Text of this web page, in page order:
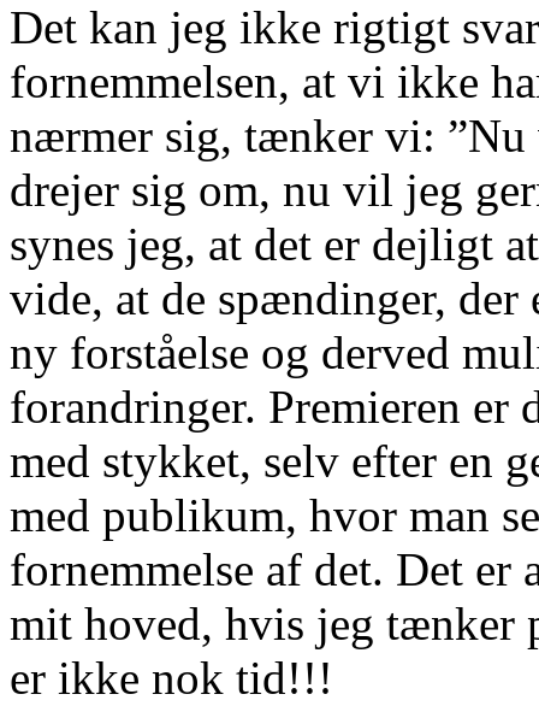
Det kan jeg ikke rigtigt
fornemmelsen, at vi ikke
nærmer sig, tænker vi: ”Nu
drejer sig om, nu vil jeg
synes jeg, at det er dejligt
vide, at de spændinger, der
ny forståelse og derved
forandringer. Premieren er
med stykket, selv efter en
med publikum, hvor man
fornemmelse af det. Det
mit hoved, hvis jeg tænker
er ikke nok tid!!!